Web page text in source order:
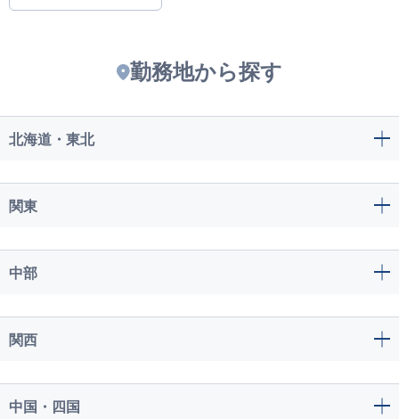
勤務地から探す
北海道・東北
関東
中部
関西
中国・四国